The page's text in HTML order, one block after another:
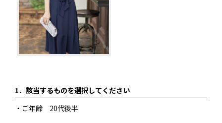
1． 該当するものを選択してください
・ご年齢 20代後半